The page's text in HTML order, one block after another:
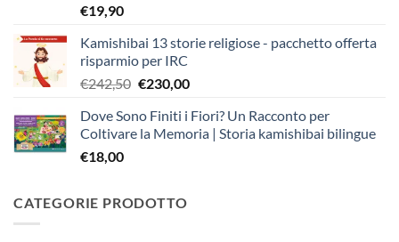
€19,90
Kamishibai 13 storie religiose - pacchetto offerta
risparmio per IRC
€242,50 Il
originale
era:
€230,00Il
attuale
è:
Dove Sono Finiti i Fiori? Un Racconto per
Coltivare la Memoria | Storia kamishibai bilingue
€18,00
CATEGORIE PRODOTTO